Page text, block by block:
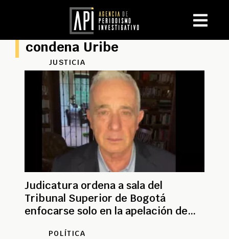
condena Uribe
JUSTICIA
Judicatura ordena a sala del
Tribunal Superior de Bogotá
enfocarse solo en la apelación de
POLÍTICA